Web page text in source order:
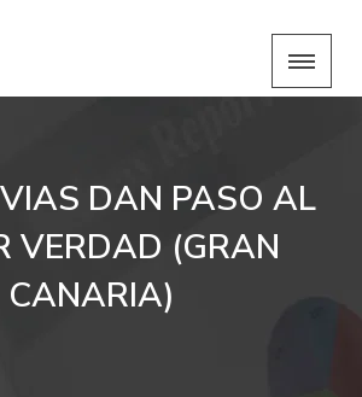
DAN PASO AL
VERDAD (GRAN
CANARIA)